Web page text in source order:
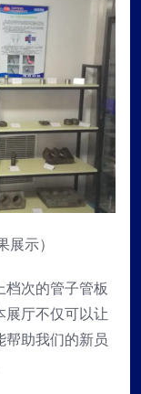
展示）
次的管子管板
展厅不仅可以让
助我们的新员